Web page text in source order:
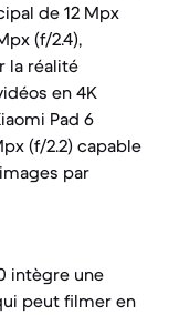
de 12 Mpx
(f/2.4),
la réalité
en 4K
Pad 6
(f/2.2) capable
par
intègre une
peut filmer en